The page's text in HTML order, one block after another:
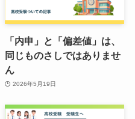
「内申」と「偏差値」は、
同じものさしではありませ
ん
2026年5月19日